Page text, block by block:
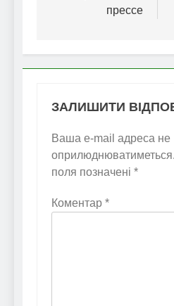
прессе
ЗАЛИШИТИ
Ваша e-mail адреса не
оприлюднюватиметься.
поля позначені *
Коментар *